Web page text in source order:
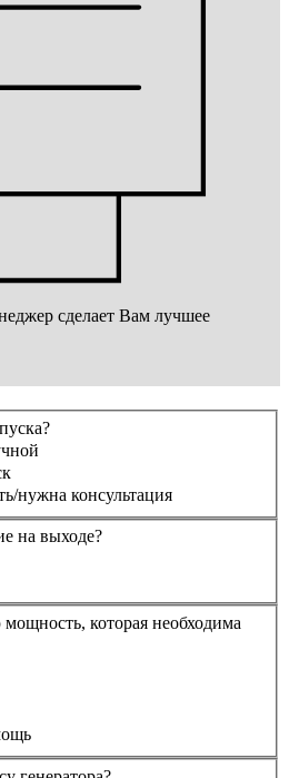
сделает Вам лучшее
нужна консультация
на выходе?
которая необходима